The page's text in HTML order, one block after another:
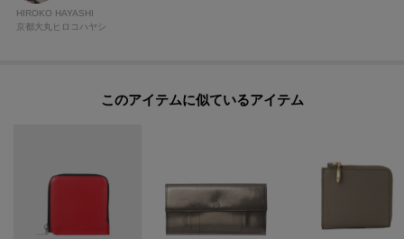
が異なる場合もございます。
HIROKO HAYASHI
京都大丸ヒロコハヤシ
このアイテムに似ているアイテム